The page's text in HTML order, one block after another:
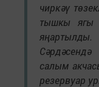
чиркәү
тышкы ягы
салым
резервуар